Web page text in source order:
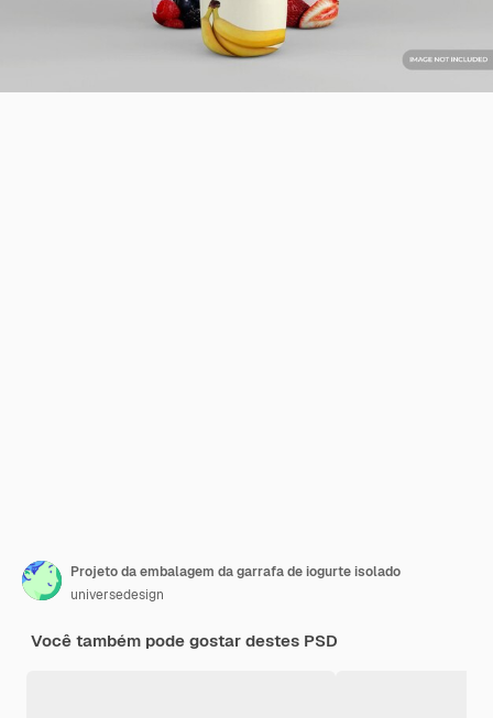
Projeto da embalagem da garrafa de iogurte isolado
universedesign
Você também pode gostar destes PSD